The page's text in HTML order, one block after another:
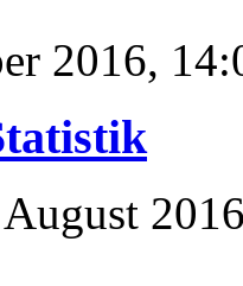
2016,